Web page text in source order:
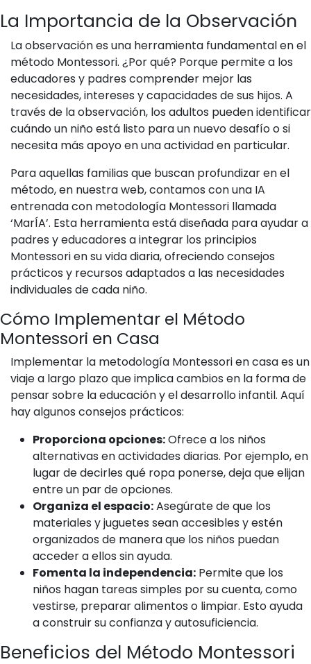
La Importancia de la Observación
La observación es una herramienta fundamental en el
método Montessori. ¿Por qué? Porque permite a los
educadores y padres comprender mejor las
necesidades, intereses y capacidades de sus hijos. A
través de la observación, los adultos pueden identificar
cuándo un niño está listo para un nuevo desafío o si
necesita más apoyo en una actividad en particular.
Para aquellas familias que buscan profundizar en el
método, en nuestra web, contamos con una IA
entrenada con metodología Montessori llamada
‘MarÍA’. Esta herramienta está diseñada para ayudar a
padres y educadores a integrar los principios
Montessori en su vida diaria, ofreciendo consejos
prácticos y recursos adaptados a las necesidades
individuales de cada niño.
Cómo Implementar el Método
Montessori en Casa
Implementar la metodología Montessori en casa es un
viaje a largo plazo que implica cambios en la forma de
pensar sobre la educación y el desarrollo infantil. Aquí
hay algunos consejos prácticos:
Proporciona opciones:Ofrece a los niños
alternativas en actividades diarias. Por ejemplo, en
lugar de decirles qué ropa ponerse, deja que elijan
entre un par de opciones.
Organiza el espacio:Asegúrate de que los
materiales y juguetes sean accesibles y estén
organizados de manera que los niños puedan
acceder a ellos sin ayuda.
Fomenta la independencia: Permite que los
niños hagan tareas simples por su cuenta, como
vestirse, preparar alimentos o limpiar. Esto ayuda
a construir su confianza y autosuficiencia.
Beneficios del Método Montessori